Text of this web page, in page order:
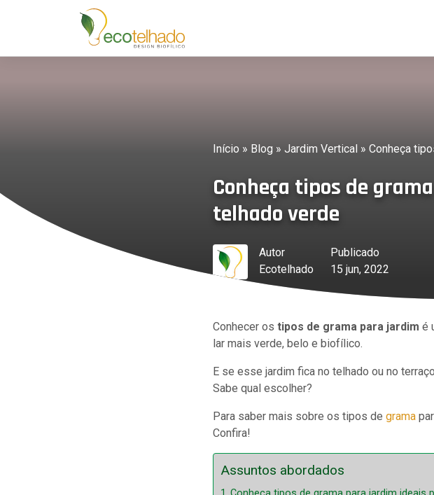
Início » Blog » Jardim Vertical » Conheça
Conheça tipos de
telhado verde
Autor
Ecotelhado
Publicado
15 jun, 2022
Conhecer os tipos de grama para jardim é
lar mais verde, belo e biofílico.
E se esse jardim fica no telhado ou no
Sabe qual escolher?
Para saber mais sobre os tipos de grama
Confira!
Assuntos abordados